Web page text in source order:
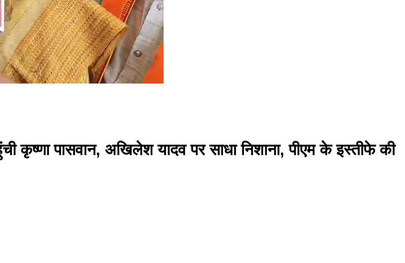
कृष्णा पासवान, अखिलेश यादव पर साधा निशाना, पीएम के इस्तीफे की